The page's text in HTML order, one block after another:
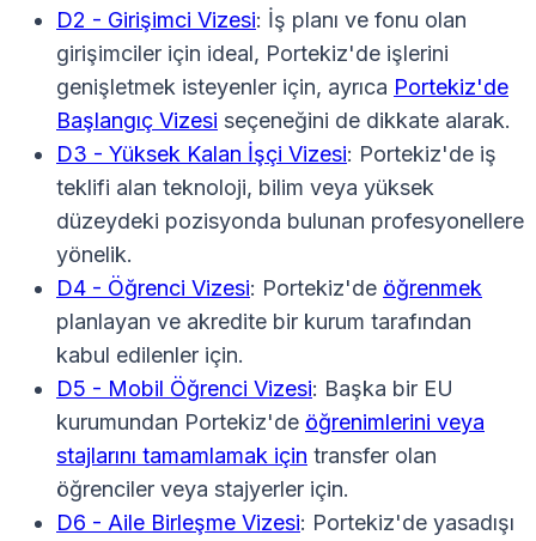
D2 - Girişimci Vizesi: İş planı ve fonu olan
girişimciler için ideal, Portekiz'de işlerini
genişletmek isteyenler için, ayrıca Portekiz'de
Başlangıç Vizesi seçeneğini de dikkate alarak.
D3 - Yüksek Kalan İşçi Vizesi: Portekiz'de iş
teklifi alan teknoloji, bilim veya yüksek
düzeydeki pozisyonda bulunan profesyonellere
yönelik.
D4 - Öğrenci Vizesi: Portekiz'de öğrenmek
planlayan ve akredite bir kurum tarafından
kabul edilenler için.
D5 - Mobil Öğrenci Vizesi: Başka bir EU
kurumundan Portekiz'de öğrenimlerini veya
stajlarını tamamlamak için transfer olan
öğrenciler veya stajyerler için.
D6 - Aile Birleşme Vizesi: Portekiz'de yasadışı